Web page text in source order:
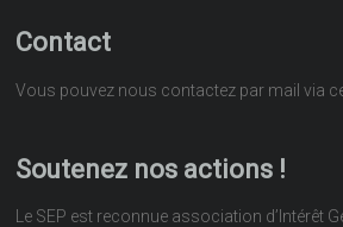
Contact
Vous pouvez nous contactez par mail via
Soutenez nos actions !
Le SEP est reconnue association d’Intérêt